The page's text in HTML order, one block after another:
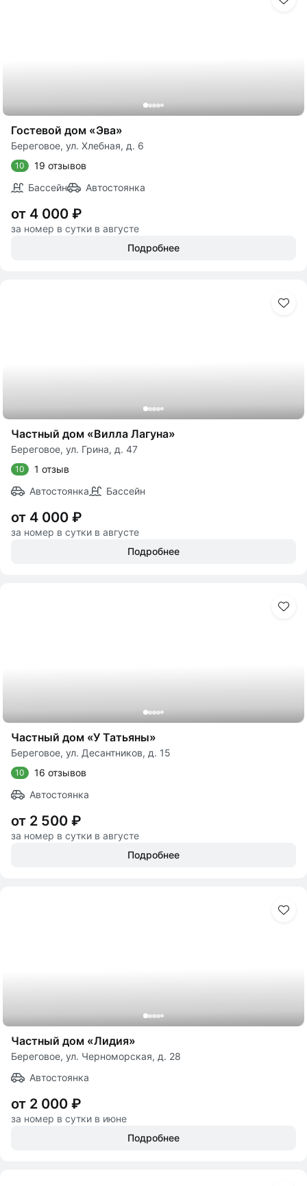
Гостевой дом «Эва»
Береговое, ул. Хлебная, д. 6
10
19 отзывов
Бассейн
Автостоянка
от 4 000 ₽
за номер в сутки в августе
Подробнее
Частный дом «Вилла Лагуна»
Береговое, ул. Грина, д. 47
10
1 отзыв
Автостоянка
Бассейн
от 4 000 ₽
за номер в сутки в августе
Подробнее
Частный дом «У Татьяны»
Береговое, ул. Десантников, д. 15
10
16 отзывов
Автостоянка
от 2 500 ₽
за номер в сутки в августе
Подробнее
Частный дом «Лидия»
Береговое, ул. Черноморская, д. 28
Автостоянка
от 2 000 ₽
за номер в сутки в июне
Подробнее